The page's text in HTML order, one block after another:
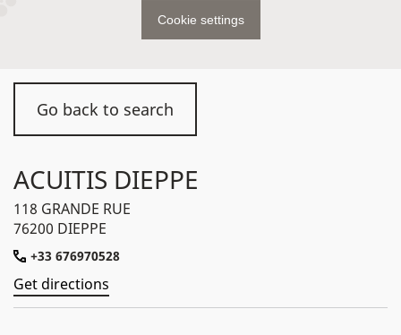
Go back to search
ACUITIS DIEPPE
118 GRANDE RUE
76200 DIEPPE
+33 676970528
Get directions
Cookie settings